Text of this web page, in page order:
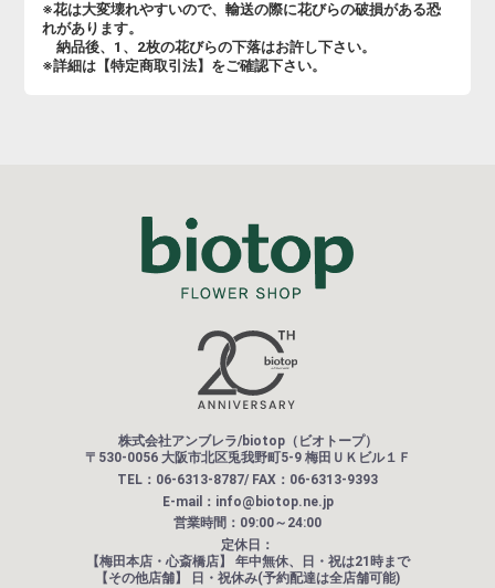
※花は大変壊れやすいので、輸送の際に花びらの破損がある恐
れがあります。
納品後、1、2枚の花びらの下落はお許し下さい。
※詳細は【特定商取引法】をご確認下さい。
株式会社アンブレラ/biotop（ビオトープ）
〒530-0056 大阪市北区兎我野町5-9 梅田ＵＫビル１Ｆ
TEL：06-6313-8787/ FAX：06-6313-9393
E-mail：info@biotop.ne.jp
営業時間：09:00～24:00
定休日：
【梅田本店・心斎橋店】 年中無休、日・祝は21時まで
【その他店舗】
日・祝休み(予約配達は全店舗可能)